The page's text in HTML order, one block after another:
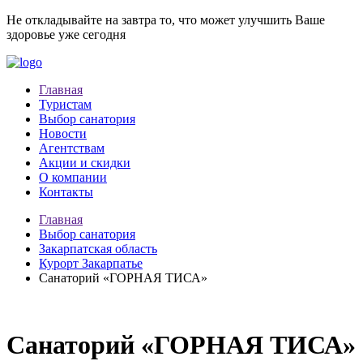
Не откладывайте на завтра то, что может улучшить Ваше
здоровье уже сегодня
Главная
Туристам
Выбор санатория
Новости
Агентствам
Акции и скидки
О компании
Контакты
Главная
Выбор санатория
Закарпатская область
Курорт Закарпатье
Cанаторий «ГОРНАЯ ТИСА»
Cанаторий «ГОРНАЯ ТИСА»